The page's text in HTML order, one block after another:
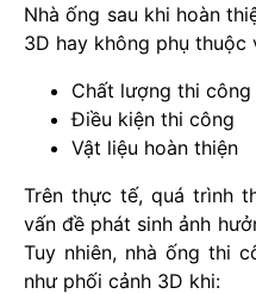
Nhà ống sau khi hoàn
3D hay không phụ thuộc
Chất lượng thi công
Điều kiện thi công
Vật liệu hoàn thiện
Trên thực tế, quá trình
vấn đề phát sinh ảnh
Tuy nhiên, nhà ống thi
như phối cảnh 3D khi: